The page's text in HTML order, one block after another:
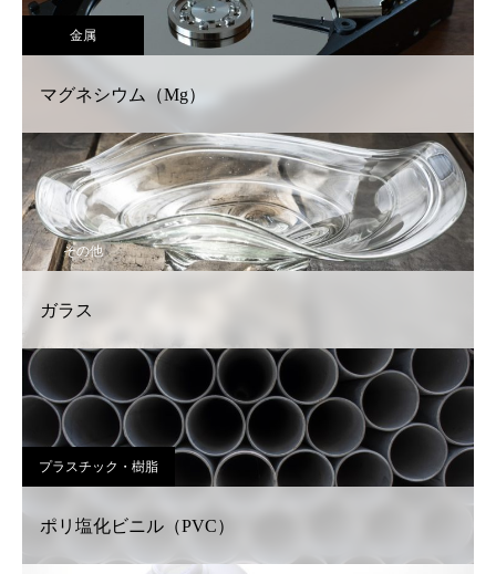
金属
マグネシウム（Mg）
その他
ガラス
プラスチック・樹脂
ポリ塩化ビニル（PVC）